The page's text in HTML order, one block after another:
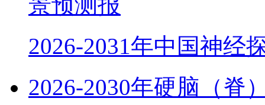
2026-2031年中国神经
2026-2030年硬脑（脊